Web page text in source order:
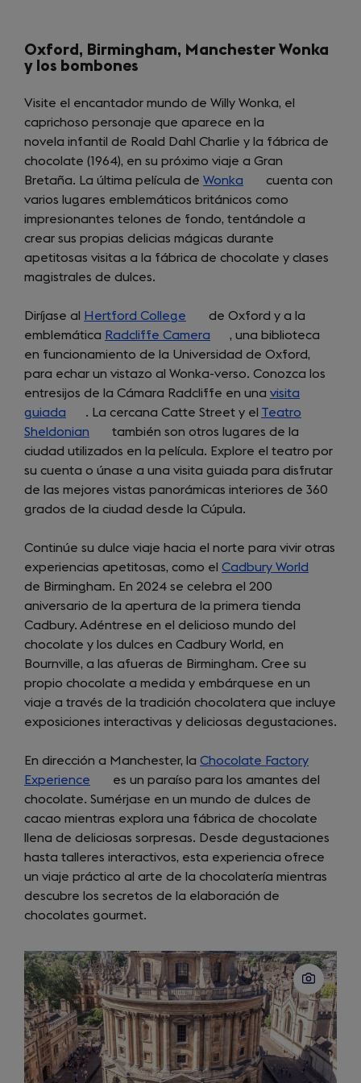
Oxford, Birmingham, Manchester Wonka
y los bombones
Visite el encantador mundo de Willy Wonka, el
caprichoso personaje que aparece en la
novela infantil de Roald Dahl Charlie y la fábrica de
chocolate (1964), en su próximo viaje a Gran
Bretaña. La última película de Wonka (opens
in
a
new
tab)
cuenta con
varios lugares emblemáticos británicos como
impresionantes telones de fondo, tentándole a
crear sus propias delicias mágicas durante
apetitosas visitas a la fábrica de chocolate y clases
magistrales de dulces.
Diríjase al Hertford College (opens
in
a
new
tab)
de Oxford y a la
emblemática Radcliffe Camera (opens
in
a
new
tab)
, una biblioteca
en funcionamiento de la Universidad de Oxford,
para echar un vistazo al Wonka-verso. Conozca los
entresijos de la Cámara Radcliffe en una visita
guiada (opens
in
a
new
tab)
. La cercana Catte Street y el Teatro
Sheldonian (opens
in
a
new
tab)
también son otros lugares de la
ciudad utilizados en la película. Explore el teatro por
su cuenta o únase a una visita guiada para disfrutar
de las mejores vistas panorámicas interiores de 360
grados de la ciudad desde la Cúpula.
Continúe su dulce viaje hacia el norte para vivir otras
experiencias apetitosas, como el Cadbury World
de Birmingham. En 2024 se celebra el 200
aniversario de la apertura de la primera tienda
Cadbury. Adéntrese en el delicioso mundo del
chocolate y los dulces en Cadbury World, en
Bournville, a las afueras de Birmingham. Cree su
propio chocolate a medida y embárquese en un
viaje a través de la tradición chocolatera que incluye
exposiciones interactivas y deliciosas degustaciones.
En dirección a Manchester, la Chocolate Factory
Experience (opens
in
a
new
tab)
es un paraíso para los amantes del
chocolate. Sumérjase en un mundo de dulces de
cacao mientras explora una fábrica de chocolate
llena de deliciosas sorpresas. Desde degustaciones
hasta talleres interactivos, esta experiencia ofrece
un viaje práctico al arte de la chocolatería mientras
descubre los secretos de la elaboración de
chocolates gourmet.